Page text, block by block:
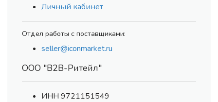
Личный кабинет
Отдел работы с поставщиками:
seller@iconmarket.ru
ООО "В2В-Ритейл"
ИНН 9721151549